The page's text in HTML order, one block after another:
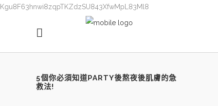
Kgu8F63hnwi8zqpTKZdzSU843XfwMpL83Ml8
5個你必須知道PARTY後熬夜後肌膚的急
救法!